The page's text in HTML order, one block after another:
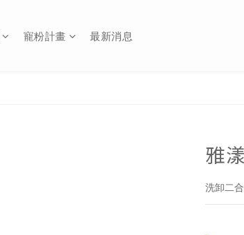
寵粉計畫 最新消息
雅
洗卸二